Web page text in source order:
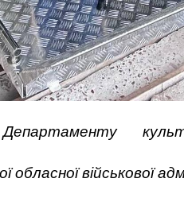
обласної військової